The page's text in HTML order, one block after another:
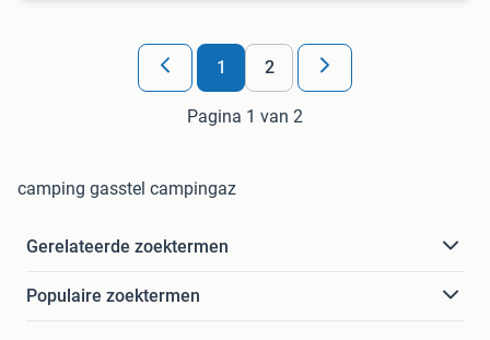
1 2
Pagina 1 van 2
camping gasstel campingaz
Gerelateerde zoektermen
Populaire zoektermen